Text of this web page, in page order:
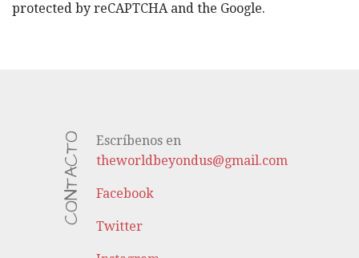
protected by reCAPTCHA and the Google.
CONTACTO
Escríbenos en
theworldbeyondus@gmail.com
Facebook
Twitter